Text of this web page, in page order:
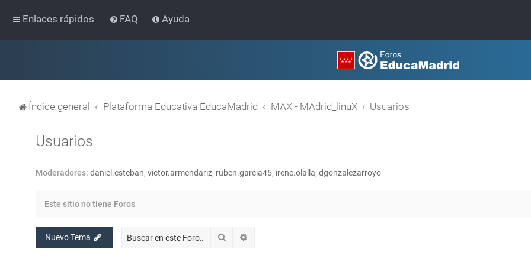
Enlaces rápidos FAQ Ayuda
Índice general Plataforma Educativa EducaMadrid MAX - MAdrid_linuX Usuarios
Usuarios
Moderadores: daniel.esteban, victor.armendariz, ruben.garcia45, irene.olalla, dgonzalezarroyo
Este sitio no tiene Foros
Nuevo Tema Buscar